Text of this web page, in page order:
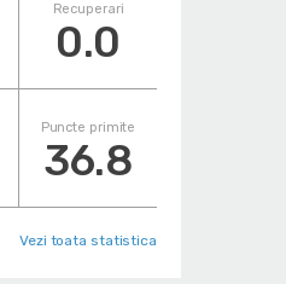
Recuperari
0.0
Puncte primite
36.8
Vezi toata statistica